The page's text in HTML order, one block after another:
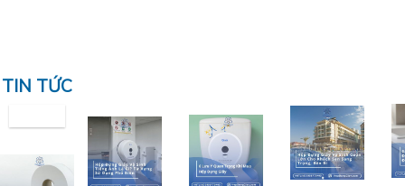
TIN TỨC